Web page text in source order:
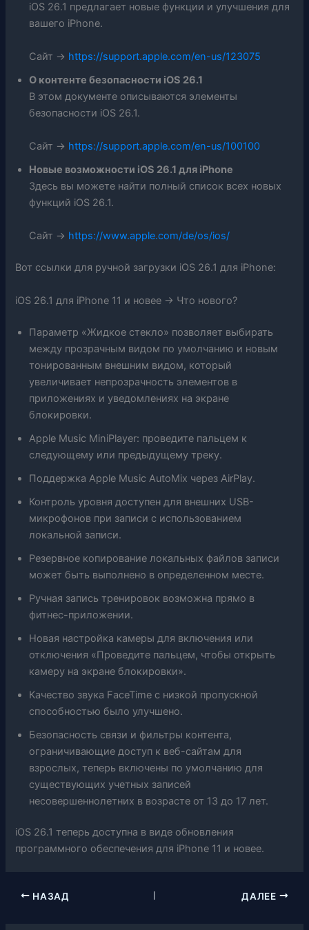
iOS 26.1 предлагает новые функции и улучшения для
вашего iPhone.
Сайт -> https://support.apple.com/en-us/123075
О контенте безопасности iOS 26.1
В этом документе описываются элементы
безопасности iOS 26.1.
Сайт -> https://support.apple.com/en-us/100100
Новые возможности iOS 26.1 для iPhone
Здесь вы можете найти полный список всех новых
функций iOS 26.1.
Сайт -> https://www.apple.com/de/os/ios/
Вот ссылки для ручной загрузки iOS 26.1 для iPhone:
iOS 26.1 для iPhone 11 и новее -> Что нового?
Параметр «Жидкое стекло» позволяет выбирать
между прозрачным видом по умолчанию и новым
тонированным внешним видом, который
увеличивает непрозрачность элементов в
приложениях и уведомлениях на экране
блокировки.
Apple Music MiniPlayer: проведите пальцем к
следующему или предыдущему треку.
Поддержка Apple Music AutoMix через AirPlay.
Контроль уровня доступен для внешних USB-
микрофонов при записи с использованием
локальной записи.
Резервное копирование локальных файлов записи
может быть выполнено в определенном месте.
Ручная запись тренировок возможна прямо в
фитнес-приложении.
Новая настройка камеры для включения или
отключения «Проведите пальцем, чтобы открыть
камеру на экране блокировки».
Качество звука FaceTime с низкой пропускной
способностью было улучшено.
Безопасность связи и фильтры контента,
ограничивающие доступ к веб-сайтам для
взрослых, теперь включены по умолчанию для
существующих учетных записей
несовершеннолетних в возрасте от 13 до 17 лет.
iOS 26.1 теперь доступна в виде обновления
программного обеспечения для iPhone 11 и новее.
НАЗАД ДАЛЕЕ